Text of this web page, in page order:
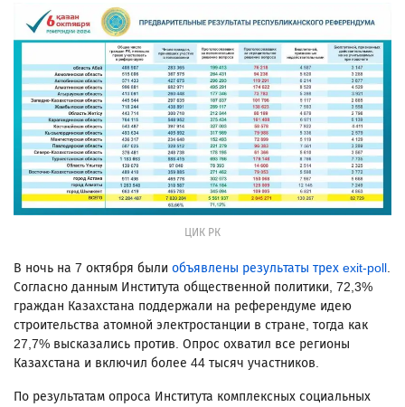
ЦИК РК
В ночь на 7 октября были объявлены результаты трех exit-poll.
Согласно данным Института общественной политики, 72,3%
граждан Казахстана поддержали на референдуме идею
строительства атомной электростанции в стране, тогда как
27,7% высказались против. Опрос охватил все регионы
Казахстана и включил более 44 тысяч участников.
По результатам опроса Института комплексных социальных